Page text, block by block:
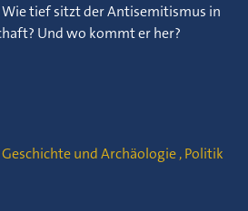
tief sitzt der Antisemitismus in
Und wo kommt er her?
Geschichte und Archäologie,Politik